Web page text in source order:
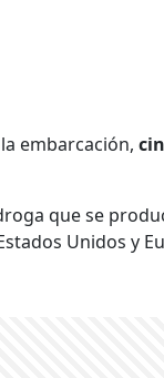
embarcación,
que se
Unidos y